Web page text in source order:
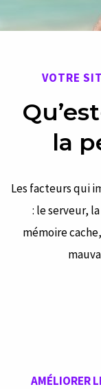
VOTRE
la
Les facteurs qui
: le serveur,
mémoire
AMÉLIORER